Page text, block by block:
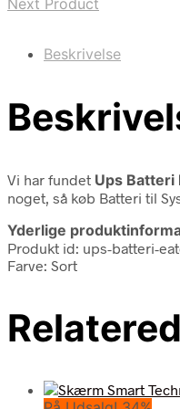
Beskrivelse
Vi har fundet Ups Batteri
noget, så køb Batteri til
Yderlige
Produkt id: ups-batteri-
Farve: Sort